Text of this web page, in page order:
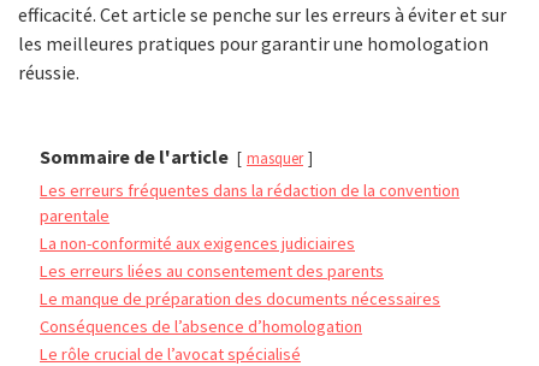
efficacité. Cet article se penche sur les erreurs à éviter et sur
les meilleures pratiques pour garantir une homologation
réussie.
Sommaire de l'article masquer
Les erreurs fréquentes dans la rédaction de la convention
parentale
La non-conformité aux exigences judiciaires
Les erreurs liées au consentement des parents
Le manque de préparation des documents nécessaires
Conséquences de l’absence d’homologation
Le rôle crucial de l’avocat spécialisé